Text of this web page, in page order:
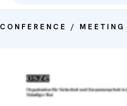
CONFERENCE / MEETING